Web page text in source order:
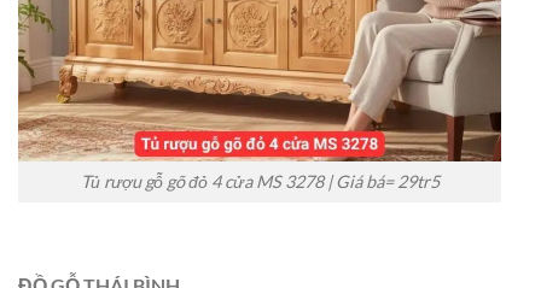
Tủ rượu gỗ gõ đỏ 4 cửa MS 3278 | Giá bá= 29tr5